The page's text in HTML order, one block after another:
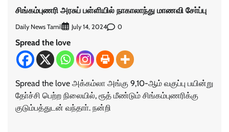
சிங்கம்புணரி அரசுப் பள்ளியில் நாகாலாந்து மாணவி சோ்ப்பு
Daily News Tamil July 14, 2024 0
Spread the love
Spread the love அக்கம்லா அங்கு 9,10-ஆம் வகுப்பு பயின்று
தோ்ச்சி பெற்ற நிலையில், ரூத் மீண்டும் சிங்கம்புணரிக்கு
குடும்பத்துடன் வந்தாா். நன்றி